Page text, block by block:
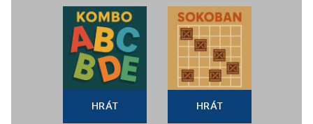
HRÁT HRÁT